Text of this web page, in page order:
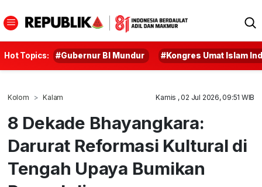
Hot Topics: #Gubernur BI Mundur #Kongres Umat Islam
Kolom Kalam Kamis , 02 Jul 2026, 09:51 WIB
8 Dekade Bhayangkara:
Darurat Reformasi Kultural di
Tengah Upaya Bumikan